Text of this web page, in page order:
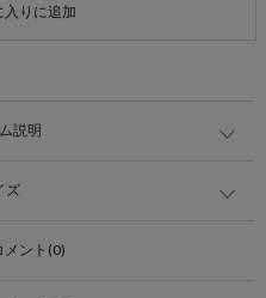
入りに追加
説明
ズ
メント(0)